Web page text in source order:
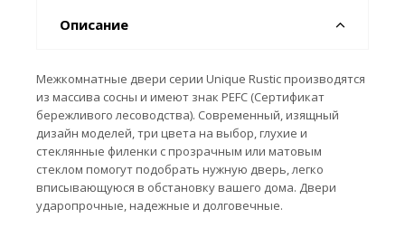
Описание
Межкомнатные двери серии Unique Rustic производятся
из массива сосны и имеют знак PEFC (Сертификат
бережливого лесоводства). Современный, изящный
дизайн моделей, три цвета на выбор, глухие и
стеклянные филенки с прозрачным или матовым
стеклом помогут подобрать нужную дверь, легко
вписывающуюся в обстановку вашего дома. Двери
ударопрочные, надежные и долговечные.